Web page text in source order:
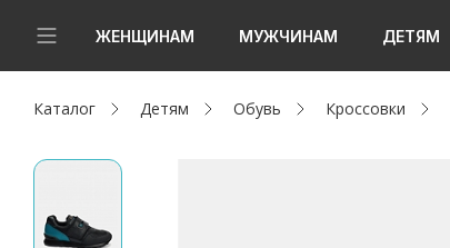
ЖЕНЩИНАМ МУЖЧИНАМ ДЕТЯМ
Новинки
Женщинам
Мужчинам
Каталог Детям Обувь Кроссовки